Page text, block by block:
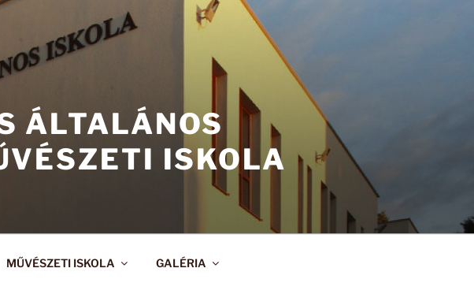
ÁLTALÁNOS
ISKOLA
MŰVÉSZETI ISKOLA GALÉRIA